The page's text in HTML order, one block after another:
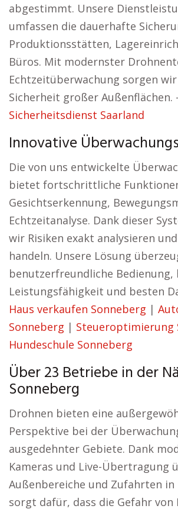
abgestimmt. Unsere
umfassen die dauerhafte
Produktionsstätten,
Büros. Mit modernster
Echtzeitüberwachung sorgen
Sicherheit großer Außenflächen.
Sicherheitsdienst Saarland
Innovative
Die von uns entwickelte
bietet fortschrittliche
Gesichtserkennung,
Echtzeitanalyse. Dank dieser
wir Risiken exakt analysieren
handeln. Unsere Lösung
benutzerfreundliche Bedienung,
Leistungsfähigkeit und besten
Haus verkaufen Sonneberg |
Sonneberg | Steueroptimierung
Hundeschule Sonneberg
Über 23 Betriebe in der
Sonneberg
Drohnen bieten eine
Perspektive bei der
ausgedehnter Gebiete. Dank
Kameras und Live-Übertragung
Außenbereiche und Zufahrten in
sorgt dafür, dass die Gefahr von